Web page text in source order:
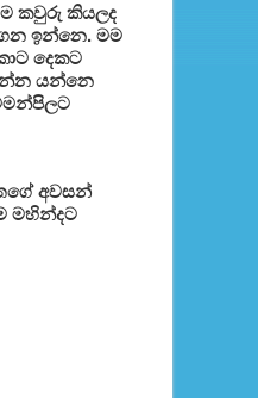
කවුරු කියලද
ඉන්නෙ. මම
දෙකට
යන්නෙ
අවසන්
මහින්දට